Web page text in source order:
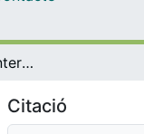
Hacia la regulación internacional de las empresas militares y de seguridad privadas
Citació